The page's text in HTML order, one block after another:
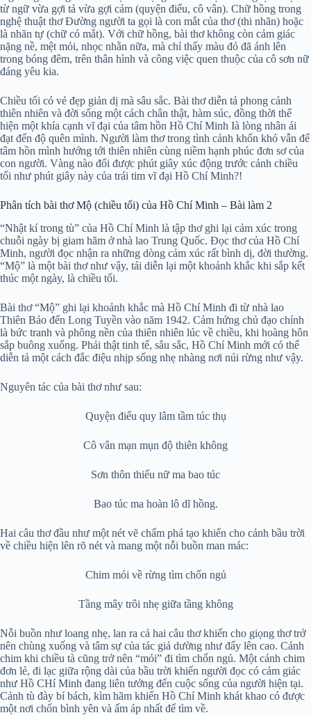
từ ngữ vừa gợi tả vừa gợi cảm (quyện điểu, cô vân). Chữ hồng trong
nghệ thuật thơ Đường người ta gọi là con mắt của thơ (thi nhãn) hoặc
là nhãn tự (chữ có mắt). Với chữ hồng, bài thơ không còn cảm giác
nặng nề, mệt mỏi, nhọc nhằn nữa, mà chỉ thấy màu đỏ đã ánh lên
trong bóng đêm, trên thân hình và công việc quen thuộc của cô sơn nữ
đáng yêu kia.
Chiều tối có vẻ đẹp giản dị mà sâu sắc. Bài thơ diễn tả phong cảnh
thiên nhiên và đời sống một cách chân thật, hàm súc, đồng thời thể
hiện một khía cạnh vĩ đại của tâm hồn Hồ Chí Minh Ià lòng nhân ái
đạt đến độ quên mình. Người làm thơ trong tình cảnh khốn khó vẫn để
tâm hồn mình hướng tới thiên nhiên cùng niềm hạnh phúc đơn sơ của
con người. Vàng nào đổi được phút giây xúc động trước cảnh chiều
tối như phút giây này của trái tim vĩ đại Hồ Chí Minh?!
Phân tích bài thơ Mộ (chiều tối) của Hồ Chí Minh – Bài làm 2
“Nhật kí trong tù” của Hồ Chí Minh là tập thơ ghi lại cảm xúc trong
chuỗi ngày bị giam hãm ở nhà lao Trung Quốc. Đọc thơ của Hồ Chí
Minh, người đọc nhận ra những dòng cảm xúc rất bình dị, đời thường.
“Mộ” là một bài thơ như vậy, tái diễn lại một khoảnh khắc khi sắp kết
thúc một ngày, là chiều tối.
Bài thơ “Mộ” ghi lại khoảnh khắc mà Hồ Chí Minh đi từ nhà lao
Thiên Bảo đến Long Tuyền vào năm 1942. Cảm hứng chủ đạo chính
là bức tranh và phông nền của thiên nhiên lúc về chiều, khi hoàng hôn
sắp buông xuống. Phải thật tinh tế, sâu sắc, Hồ Chí Minh mới có thể
diễn tả một cách đắc điệu nhịp sống nhẹ nhàng nơi núi rừng như vậy.
Nguyên tác của bài thơ như sau:
Quyện điểu quy lâm tầm túc thụ
Cô vân mạn mụn độ thiên không
Sơn thôn thiếu nữ ma bao túc
Bao túc ma hoàn lô dĩ hồng.
Hai câu thơ đầu như một nét vẽ chấm phá tạo khiến cho cảnh bầu trời
về chiều hiện lên rõ nét và mang một nỗi buồn man mác:
Chim mỏi về rừng tìm chốn ngủ
Tầng mây trôi nhẹ giữa tầng không
Nỗi buồn như loang nhẹ, lan ra cả hai câu thơ khiến cho giọng thơ trở
nên chùng xuống và tâm sự của tác giả dường như đẩy lên cao. Cánh
chim khi chiều tà cũng trở nên “mỏi” đi tìm chốn ngủ. Một cánh chim
đơn lẻ, đi lạc giữa rộng dài của bầu trời khiến người đọc có cảm giác
như Hồ CHí Minh đang liên tưởng đến cuộc sống của người hiện tại.
Cảnh tù đày bí bách, kìm hãm khiến Hồ Chí Minh khát khao có được
một nơi chốn bình yên và ấm áp nhất để tìm về.